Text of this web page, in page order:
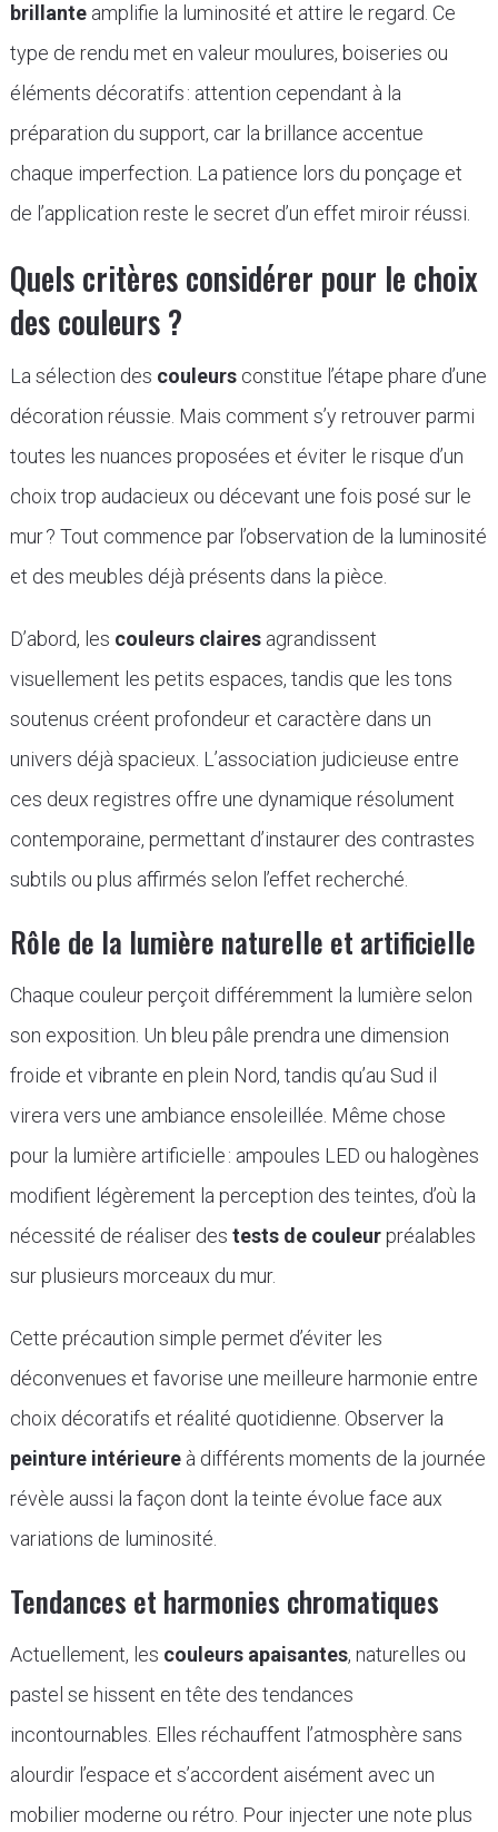
brillanteamplifie la luminosité et attire le regard. Ce
type de rendu met en valeur moulures, boiseries ou
éléments décoratifs : attention cependant à la
préparation du support, car la brillance accentue
chaque imperfection. La patience lors du ponçage et
de l’application reste le secret d’un effet miroir réussi.
Quels critères considérer pour le choix
des couleurs ?
La sélection des couleursconstitue l’étape phare d’une
décoration réussie. Mais comment s’y retrouver parmi
toutes les nuances proposées et éviter le risque d’un
choix trop audacieux ou décevant une fois posé sur le
mur ? Tout commence par l’observation de la luminosité
et des meubles déjà présents dans la pièce.
D’abord, les couleurs clairesagrandissent
visuellement les petits espaces, tandis que les tons
soutenus créent profondeur et caractère dans un
univers déjà spacieux. L’association judicieuse entre
ces deux registres offre une dynamique résolument
contemporaine, permettant d’instaurer des contrastes
subtils ou plus affirmés selon l’effet recherché.
Rôle de la lumière naturelle et artificielle
Chaque couleur perçoit différemment la lumière selon
son exposition. Un bleu pâle prendra une dimension
froide et vibrante en plein Nord, tandis qu’au Sud il
virera vers une ambiance ensoleillée. Même chose
pour la lumière artificielle : ampoules LED ou halogènes
modifient légèrement la perception des teintes, d’où la
nécessité de réaliser des tests de couleurpréalables
sur plusieurs morceaux du mur.
Cette précaution simple permet d’éviter les
déconvenues et favorise une meilleure harmonie entre
choix décoratifs et réalité quotidienne. Observer la
peinture intérieureà différents moments de la journée
révèle aussi la façon dont la teinte évolue face aux
variations de luminosité.
Tendances et harmonies chromatiques
Actuellement, les couleurs apaisantes, naturelles ou
pastel se hissent en tête des tendances
incontournables. Elles réchauffent l’atmosphère sans
alourdir l’espace et s’accordent aisément avec un
mobilier moderne ou rétro. Pour injecter une note plus